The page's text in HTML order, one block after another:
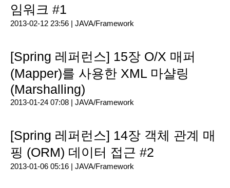
임워크 #1
2013-02-12 23:56 | JAVA/Framework
[Spring 레퍼런스] 15장 O/X 매퍼
(Mapper)를 사용한 XML 마샬링
(Marshalling)
2013-01-24 07:08 | JAVA/Framework
[Spring 레퍼런스] 14장 객체 관계 매
핑 (ORM) 데이터 접근 #2
2013-01-06 05:16 | JAVA/Framework